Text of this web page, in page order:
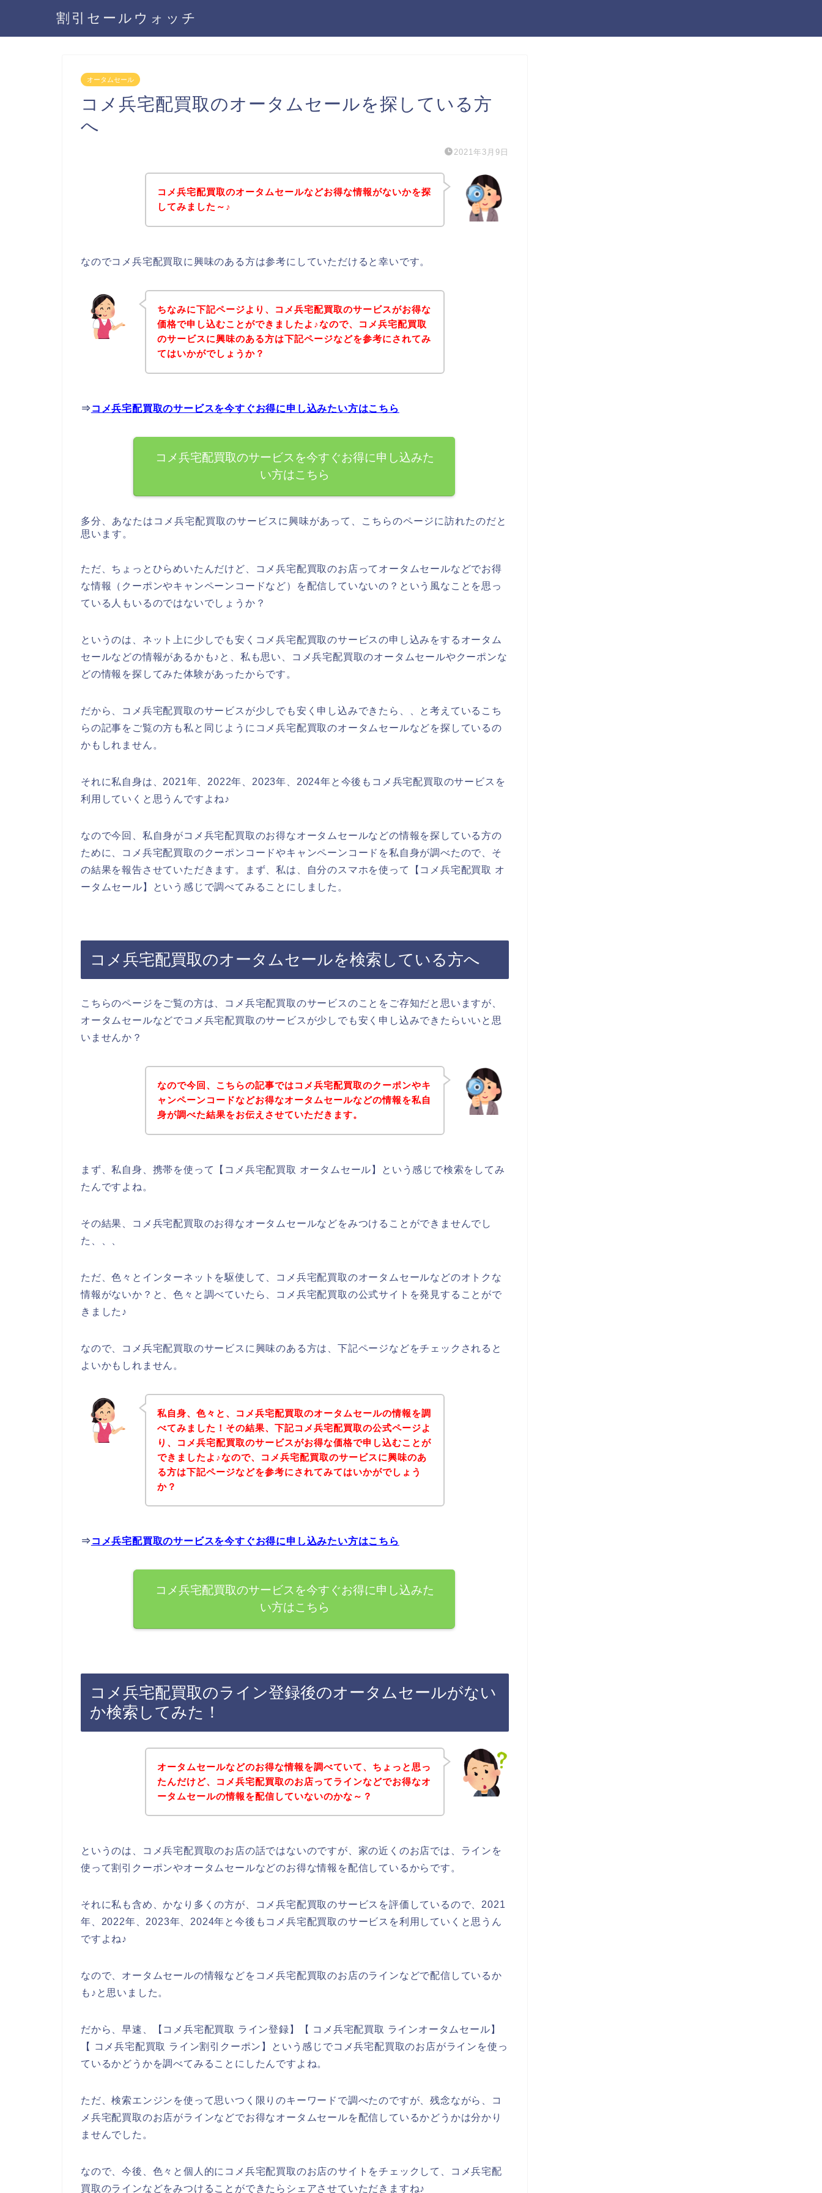
割引セールウォッチ
オータムセール
コメ兵宅配買取のオータムセールを探している方
へ
2021年3月9日
コメ兵宅配買取のオータムセールなどお得な情報がないかを探
してみました～♪
なのでコメ兵宅配買取に興味のある方は参考にしていただけると幸いです。
ちなみに下記ページより、コメ兵宅配買取のサービスがお得な
価格で申し込むことができましたよ♪なので、コメ兵宅配買取
のサービスに興味のある方は下記ページなどを参考にされてみ
てはいかがでしょうか？
⇒ コメ兵宅配買取のサービスを今すぐお得に申し込みたい方はこちら
コメ兵宅配買取のサービスを今すぐお得に申し込みた
い方はこちら
多分、あなたはコメ兵宅配買取のサービスに興味があって、こちらのページに訪れたのだと
思います。
ただ、ちょっとひらめいたんだけど、コメ兵宅配買取のお店ってオータムセールなどでお得
な情報（クーポンやキャンペーンコードなど）を配信していないの？という風なことを思っ
ている人もいるのではないでしょうか？
というのは、ネット上に少しでも安くコメ兵宅配買取のサービスの申し込みをするオータム
セールなどの情報があるかも♪と、私も思い、コメ兵宅配買取のオータムセールやクーポンな
どの情報を探してみた体験があったからです。
だから、コメ兵宅配買取のサービスが少しでも安く申し込みできたら、、と考えているこち
らの記事をご覧の方も私と同じようにコメ兵宅配買取のオータムセールなどを探しているの
かもしれません。
それに私自身は、2021年、2022年、2023年、2024年と今後もコメ兵宅配買取のサービスを
利用していくと思うんですよね♪
なので今回、私自身がコメ兵宅配買取のお得なオータムセールなどの情報を探している方の
ために、コメ兵宅配買取のクーポンコードやキャンペーンコードを私自身が調べたので、そ
の結果を報告させていただきます。まず、私は、自分のスマホを使って【コメ兵宅配買取 オ
ータムセール】という感じで調べてみることにしました。
コメ兵宅配買取のオータムセールを検索している方へ
こちらのページをご覧の方は、コメ兵宅配買取のサービスのことをご存知だと思いますが、
オータムセールなどでコメ兵宅配買取のサービスが少しでも安く申し込みできたらいいと思
いませんか？
なので今回、こちらの記事ではコメ兵宅配買取のクーポンやキ
ャンペーンコードなどお得なオータムセールなどの情報を私自
身が調べた結果をお伝えさせていただきます。
まず、私自身、携帯を使って【コメ兵宅配買取 オータムセール】という感じで検索をしてみ
たんですよね。
その結果、コメ兵宅配買取のお得なオータムセールなどをみつけることができませんでし
た、、、
ただ、色々とインターネットを駆使して、コメ兵宅配買取のオータムセールなどのオトクな
情報がないか？と、色々と調べていたら、コメ兵宅配買取の公式サイトを発見することがで
きました♪
なので、コメ兵宅配買取のサービスに興味のある方は、下記ページなどをチェックされると
よいかもしれません。
私自身、色々と、コメ兵宅配買取のオータムセールの情報を調
べてみました！その結果、下記コメ兵宅配買取の公式ページよ
り、コメ兵宅配買取のサービスがお得な価格で申し込むことが
できましたよ♪なので、コメ兵宅配買取のサービスに興味のあ
る方は下記ページなどを参考にされてみてはいかがでしょう
か？
⇒ コメ兵宅配買取のサービスを今すぐお得に申し込みたい方はこちら
コメ兵宅配買取のサービスを今すぐお得に申し込みた
い方はこちら
コメ兵宅配買取のライン登録後のオータムセールがない
か検索してみた！
オータムセールなどのお得な情報を調べていて、ちょっと思っ
たんだけど、コメ兵宅配買取のお店ってラインなどでお得なオ
ータムセールの情報を配信していないのかな～？
というのは、コメ兵宅配買取のお店の話ではないのですが、家の近くのお店では、ラインを
使って割引クーポンやオータムセールなどのお得な情報を配信しているからです。
それに私も含め、かなり多くの方が、コメ兵宅配買取のサービスを評価しているので、2021
年、2022年、2023年、2024年と今後もコメ兵宅配買取のサービスを利用していくと思うん
ですよね♪
なので、オータムセールの情報などをコメ兵宅配買取のお店のラインなどで配信しているか
も♪と思いました。
だから、早速、【コメ兵宅配買取 ライン登録】【 コメ兵宅配買取 ラインオータムセール】
【 コメ兵宅配買取 ライン割引クーポン】という感じでコメ兵宅配買取のお店がラインを使っ
ているかどうかを調べてみることにしたんですよね。
ただ、検索エンジンを使って思いつく限りのキーワードで調べたのですが、残念ながら、コ
メ兵宅配買取のお店がラインなどでお得なオータムセールを配信しているかどうかは分かり
ませんでした。
なので、今後、色々と個人的にコメ兵宅配買取のお店のサイトをチェックして、コメ兵宅配
買取のラインなどをみつけることができたらシェアさせていただきますね♪